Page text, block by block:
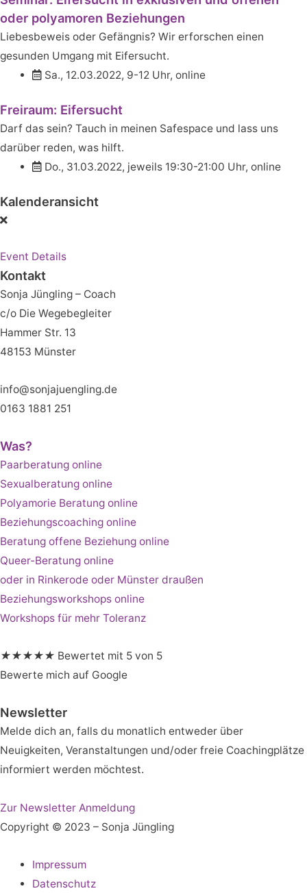
oder polyamoren Beziehungen
Liebesbeweis oder Gefängnis? Wir erforschen einen
gesunden Umgang mit Eifersucht.
Sa., 12.03.2022, 9-12 Uhr, online
Freiraum: Eifersucht
Darf das sein? Tauch in meinen Safespace und lass uns
darüber reden, was hilft.
Do., 31.03.2022, jeweils 19:30-21:00 Uhr, online
Kalenderansicht
Event Details
Kontakt
Sonja Jüngling – Coach
c/o Die Wegebegleiter
Hammer Str. 13
48153 Münster
info@sonjajuengling.de
0163 1881 251
Was?
Paarberatung online
Sexualberatung online
Polyamorie Beratung online
Beziehungscoaching online
Beratung offene Beziehung online
Queer-Beratung online
oder in Rinkerode oder Münster draußen
Beziehungsworkshops online
Workshops für mehr Toleranz
★★★★★ Bewertet mit 5 von 5
Bewerte mich auf Google
Newsletter
Melde dich an, falls du monatlich entweder über
Neuigkeiten, Veranstaltungen und/oder freie Coachingplätze
informiert werden möchtest.
Zur Newsletter Anmeldung
Copyright © 2023 – Sonja Jüngling
Impressum
Datenschutz